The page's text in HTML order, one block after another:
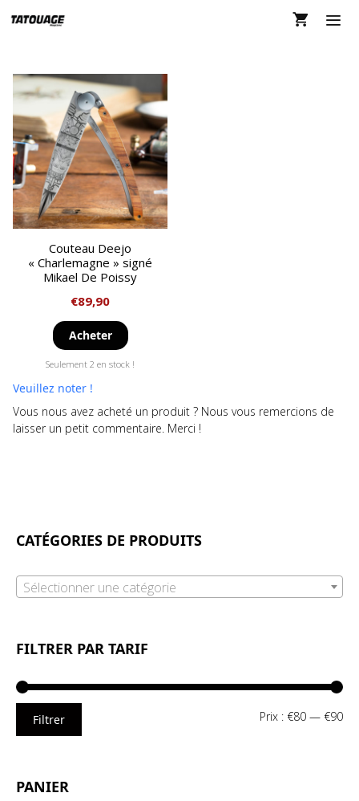
au
Couteau Deejo
« Charlemagne » signé
Mikael De Poissy
€89,90
Acheter
Seulement 2 en stock !
Veuillez noter !
Vous nous avez acheté un produit ? Nous vous remercions de
laisser un petit commentaire. Merci !
CATÉGORIES DE PRODUITS
Sélectionner une catégorie
FILTRER PAR TARIF
Filtrer Prix : €80 — €90
PANIER